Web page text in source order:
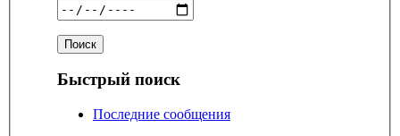
Быстрый поиск
Последние сообщения